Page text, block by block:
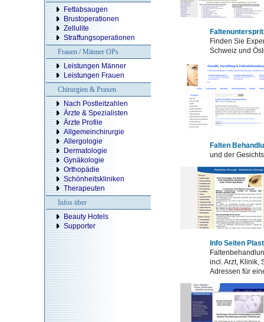
Fettabsaugen
Brustoperationen
Zellulite
Straffungsoperationen
Frauen / Männer OPs
Leistungen Männer
Leistungen Frauen
Chirurgien & Praxen
Nach Postleitzahlen
Ärzte & Spezialisten
Ärzte Profile
Allgemeinchirurgie
Allergologie
Dermatologie
Gynäkologie
Orthopädie
Schönheitskliniken
Therapeuten
Infos über
Beauty Hotels
Supporter
Finden Sie
Schweiz und
Falten
und der
Info Seiten
incl. Arzt, Klinik,
Adressen für